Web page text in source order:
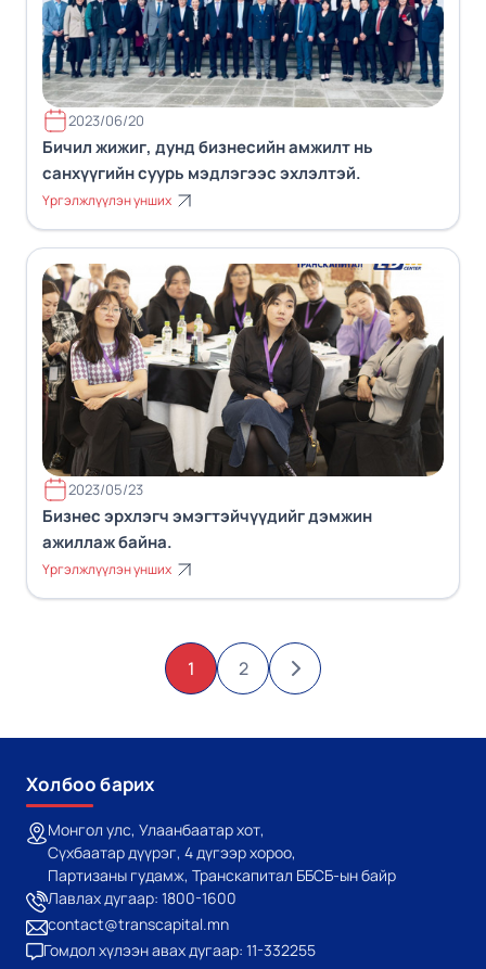
2023/06/20
Бичил жижиг, дунд бизнесийн амжилт нь
санхүүгийн суурь мэдлэгээс эхлэлтэй.
Үргэлжлүүлэн унших
2023/05/23
Бизнес эрхлэгч эмэгтэйчүүдийг дэмжин
ажиллаж байна.
Үргэлжлүүлэн унших
1 2
Холбоо барих
Монгол улс, Улаанбаатар хот,
Сүхбаатар дүүрэг, 4 дүгээр хороо,
Партизаны гудамж, Транскапитал ББСБ-ын байр
Лавлах дугаар: 1800-1600
contact@transcapital.mn
Гомдол хүлээн авах дугаар: 11-332255